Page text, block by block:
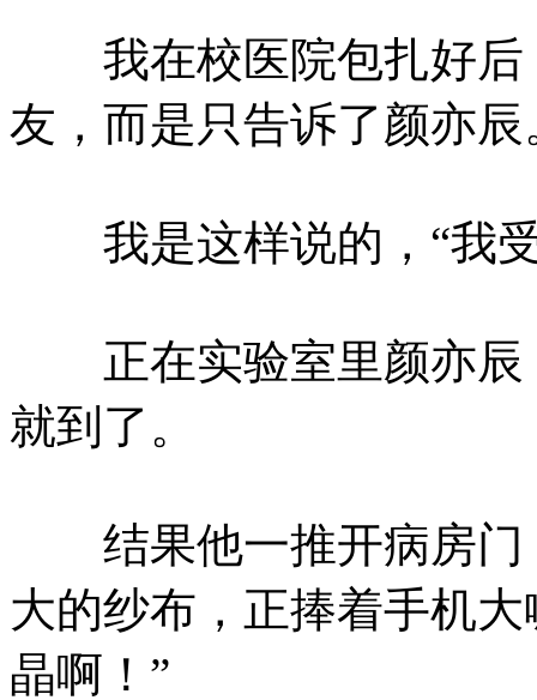
我在校医院包扎好后
友，而是只告诉了颜亦辰
我是这样说的，“我
正在实验室里颜亦辰
就到了。
结果他一推开病房门
大的纱布，正捧着手机
晶啊！”